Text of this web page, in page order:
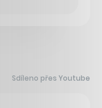
Sdíleno přes Youtube